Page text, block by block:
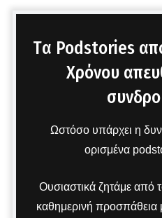
Tα Podstories
Χρόνου
Ωστόσο υπάρχει η
ορισμένα
Ουσιαστικά ζητάμε από
καθημερινή προσπάθεια